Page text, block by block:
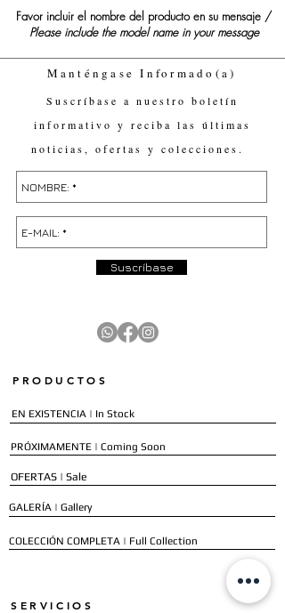
Favor incluir el nombre del producto en su mensaje /
Please include the model name in your message
Manténgase Informado(a)
Suscríbase a nuestro boletín
informativo y reciba las últimas
noticias, ofertas y colecciones.
Suscríbase
PRODUCTOS
EN EXISTENCIA | In Stock
PRÓXIMAMENTE | Coming Soon
OFERTAS | Sale
GALERÍA | Gallery
COLECCIÓN COMPLETA | Full Collection
SERVICIOS